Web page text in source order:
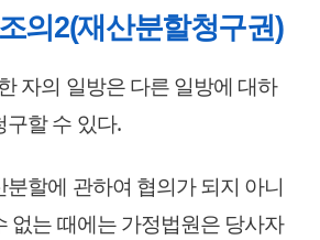
의2(재산분할청구권)
자의 일방은 다른 일방에 대하
구할 수 있다.
할에 관하여 협의가 되지 아니
없는 때에는 가정법원은 당사자